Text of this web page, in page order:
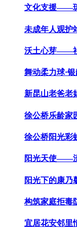
文化支援——
未成年人观护
沃土心芽——
舞动柔力球·
新昆山老爸
徐公桥乐龄
徐公桥阳光
阳光天使——
阳光下的康
构筑家庭拒
宜居花安邻里